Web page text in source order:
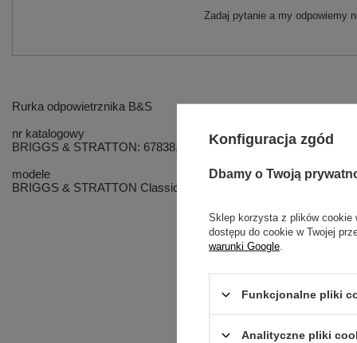
Zadaj pytanie a my odpowiemy
Rurka odpowietrznika B&S
nr katalogowy
BRIGGS & STRATTON: 67838, 692189,
modele
BRIGGS & STRATTON Classic / Sprint / Quattro / 450 / 500 /
Konfiguracja zgód
Dbamy o Twoją
Sklep korzysta z plików cookie
dostępu do cookie w Twojej
warunki Google
Funkcjonalne pliki
Analityczne pliki